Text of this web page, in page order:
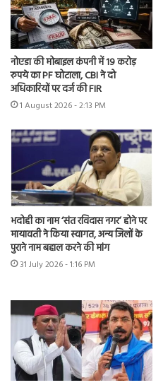
नोएडा की मोबाइल कंपनी में 19 करोड़
रुपये का PF घोटाला, CBI ने दो
अधिकारियों पर दर्ज की FIR
1 August 2026 - 2:13 PM
भदोही का नाम ‘संत रविदास नगर’ होने पर
मायावती ने किया स्वागत, अन्य जिलों के
पुराने नाम बहाल करने की मांग
31 July 2026 - 1:16 PM